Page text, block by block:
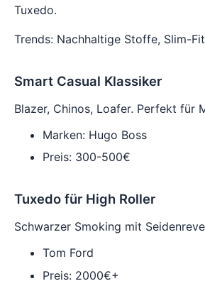
Tuxedo.
Trends: Nachhaltige Stoffe, Slim-
Smart Casual Klassiker
Blazer, Chinos, Loafer. Perfekt für
Marken: Hugo Boss
Preis: 300-500€
Tuxedo für High Roller
Schwarzer Smoking mit
Tom Ford
Preis: 2000€+